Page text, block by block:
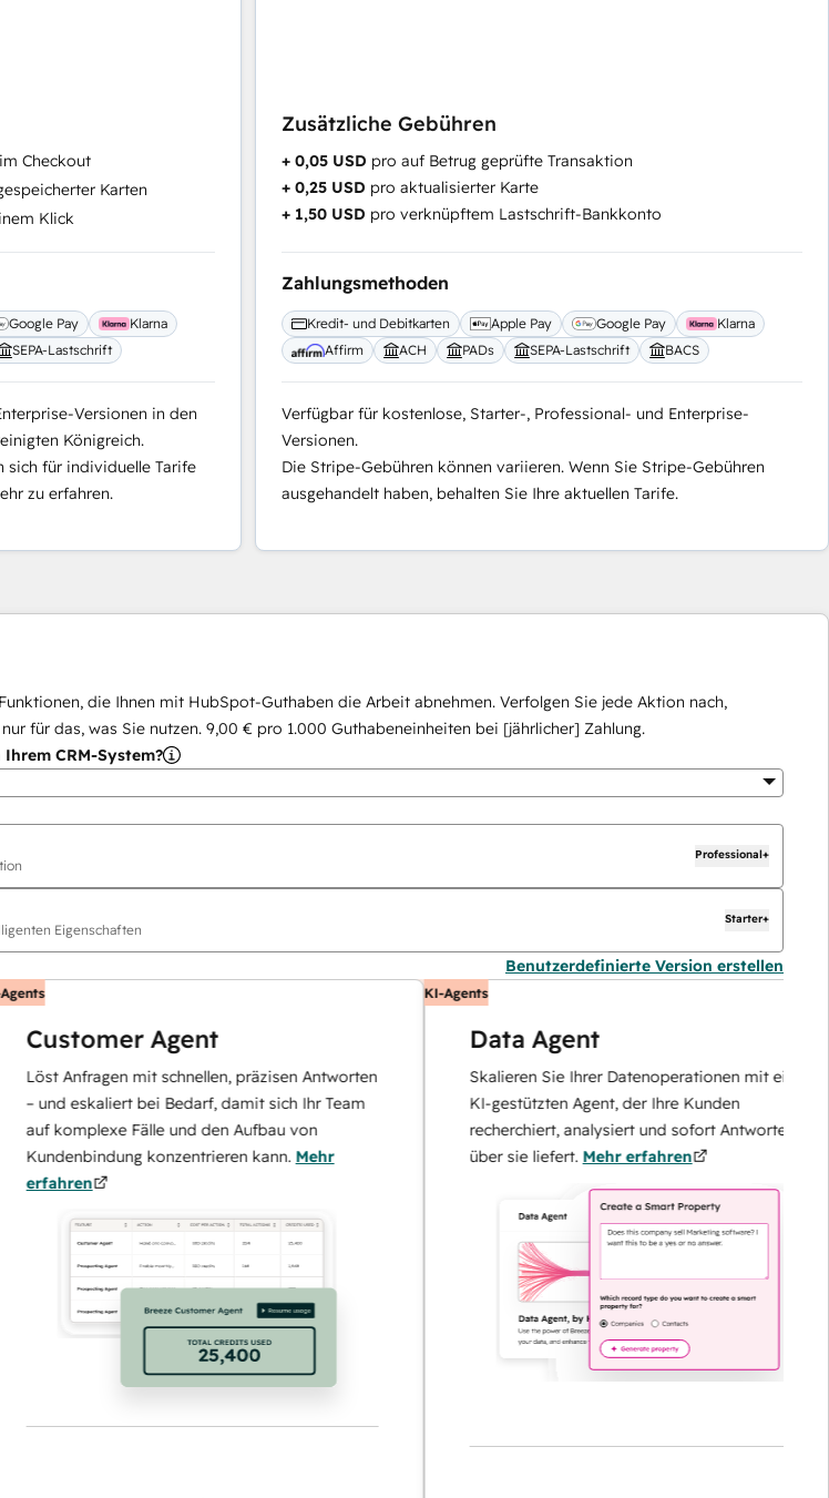
Checkout
Karten
Klick
Zusätzliche Gebühren
+ 0,05 USD pro auf Betrug geprüfte Transaktion
+ 0,25 USD pro aktualisierter Karte
+ 1,50 USD pro verknüpftem Lastschrift-Bankkonto
Google Pay
Klarna
SEPA-Lastschrift
Zahlungsmethoden
Kredit- und Debitkarten Apple Pay Google Pay
Klarna
Affirm
ACH PADs SEPA-Lastschrift BACS
Versionen in den
Königreich.
sich für individuelle Tarife
zu erfahren.
Verfügbar für kostenlose, Starter-, Professional- und Enterprise-
Versionen.
Die Stripe-Gebühren können variieren. Wenn Sie Stripe-Gebühren
ausgehandelt haben, behalten Sie Ihre aktuellen Tarife.
die Ihnen mit HubSpot-Guthaben die Arbeit abnehmen. Verfolgen Sie jede Aktion nach,
für das, was Sie nutzen. 9,00 € pro 1.000 Guthabeneinheiten bei [jährlicher] Zahlung.
CRM-System?
Professional+
Eigenschaften
Starter+
Benutzerdefinierte Version erstellen
Customer Agent
Anfragen mit schnellen, präzisen Antworten
und eskaliert bei Bedarf, damit sich Ihr Team
komplexe Fälle und den Aufbau von
konzentrieren kann.Mehr
KI-Agents
Data Agent
Skalieren Sie Ihrer Datenoperationen mit einem
KI-gestützten Agent, der Ihre Kunden
recherchiert, analysiert und sofort Antworten
über sie liefert.Mehr erfahren